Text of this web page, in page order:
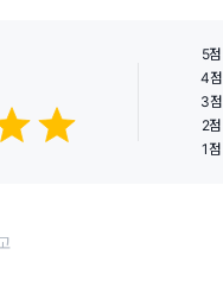
5점
4점
3점
2점
1점